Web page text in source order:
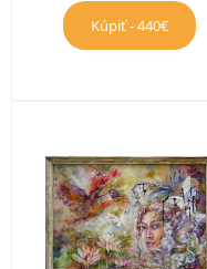
Kúpiť - 440€